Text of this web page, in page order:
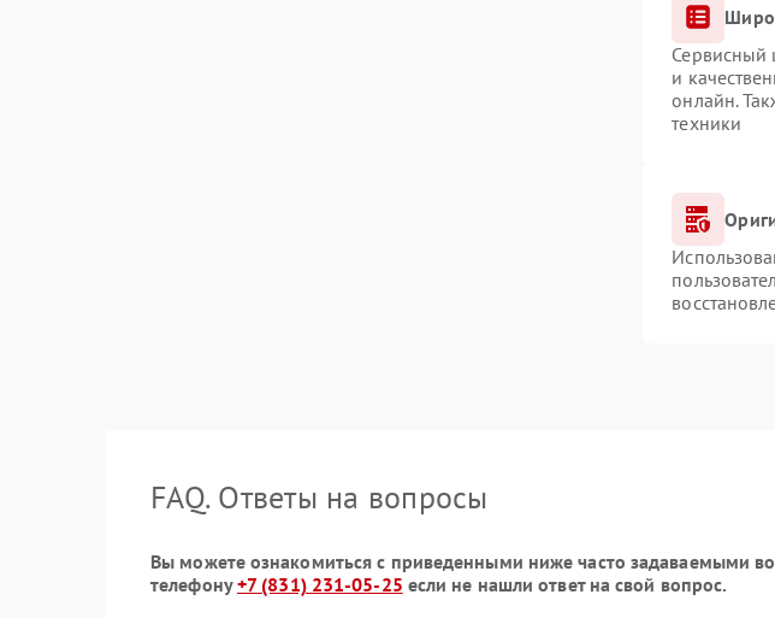
Сервисный
и
онлайн.
техники
FAQ. Ответы на вопросы
Вы можете ознакомиться с приведенными ниже часто задаваемыми
телефону+7 (831) 231-05-25 если не нашли ответ на свой вопрос.